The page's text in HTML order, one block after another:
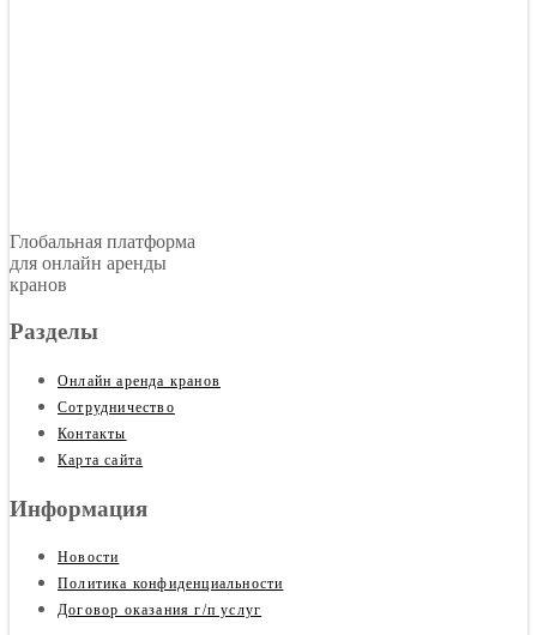
Глобальная платформа
для онлайн аренды
кранов
Разделы
Онлайн аренда кранов
Сотрудничество
Контакты
Карта сайта
Информация
Новости
Политика конфиденциальности
Договор оказания г/п услуг